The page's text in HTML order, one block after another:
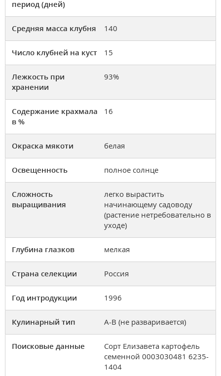
период (дней)
Средняя масса клубня 140
Число клубней на куст 15
Лежкость при
хранении
93%
Содержание крахмала
в %
16
Окраска мякоти белая
Освещенность полное солнце
Сложность
выращивания
легко вырастить
начинающему садоводу
(растение нетребовательно в
уходе)
Глубина глазков мелкая
Страна селекции Россия
Год интродукции 1996
Кулинарный тип A-B (не разваривается)
Поисковые данные
Сорт Елизавета картофель
семенной 0003030481 6235-
1404